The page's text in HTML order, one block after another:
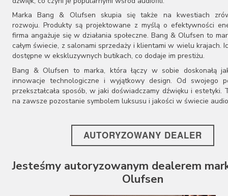
Marka Bang & Olufsen skupia się także na kwestiach
rozwoju. Produkty są projektowane z myślą o efektywności
firma angażuje się w działania społeczne. Bang & Olufsen to
całym świecie, z salonami sprzedaży i klientami w wielu krajach.
dostępne w ekskluzywnych butikach, co dodaje im prestiżu.
Bang & Olufsen to marka, która łączy w sobie doskonałą
innowacje technologiczne i wyjątkowy design. Od swojego
przekształcała sposób, w jaki doświadczamy dźwięku i estetyki.
na zawsze pozostanie symbolem luksusu i jakości w świecie
AUTORYZOWANY DEALER
Jesteśmy autoryzowanym dealerem
Olufsen